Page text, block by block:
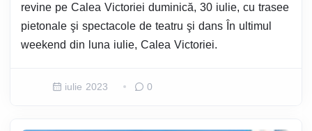
revine pe Calea Victoriei duminică, 30 iulie, cu trasee
pietonale şi spectacole de teatru şi dans În ultimul
weekend din luna iulie, Calea Victoriei.
iulie 2023 0